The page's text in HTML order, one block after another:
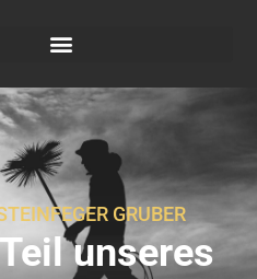
GRUBER
unseres